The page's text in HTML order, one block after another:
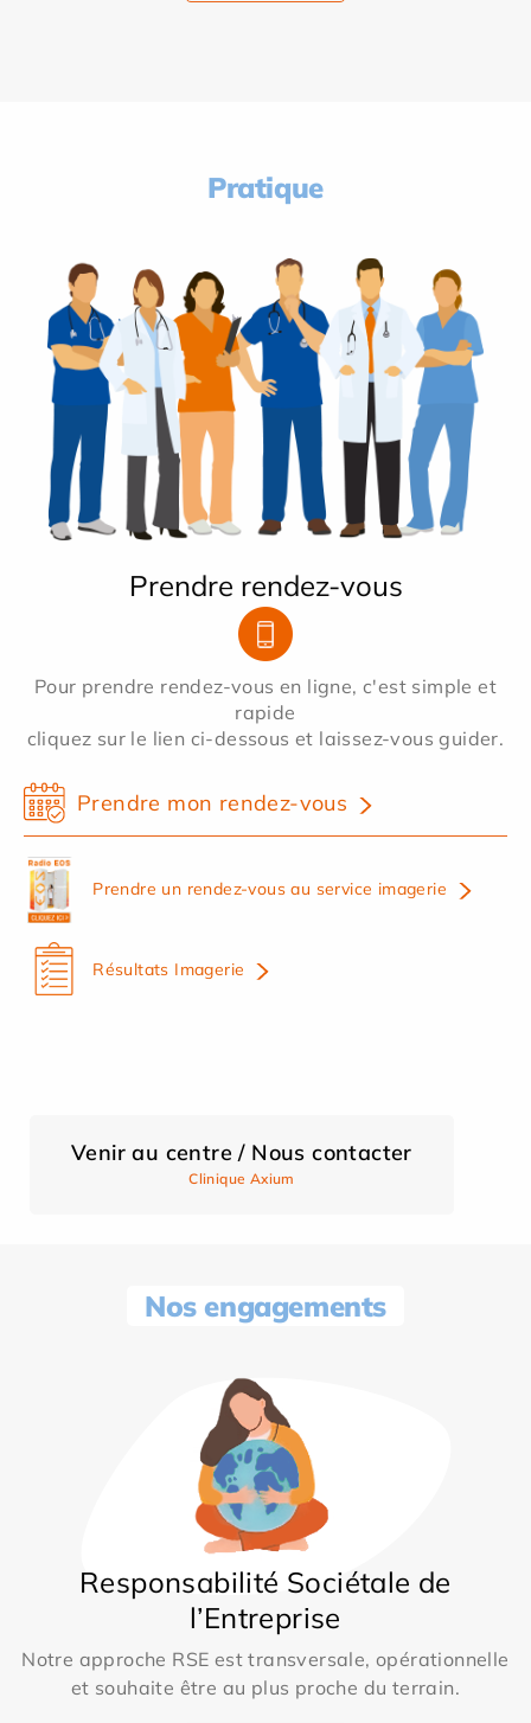
Pratique
Prendre rendez-vous
Pour prendre rendez-vous en ligne, c'est simple et
rapide
cliquez sur le lien ci-dessous et laissez-vous guider.
Prendre mon rendez-vous
Prendre un rendez-vous au service imagerie
Résultats Imagerie
Venir au centre / Nous contacter
Clinique Axium
Nos engagements
Responsabilité Sociétale de
l’Entreprise
Notre approche RSE est transversale, opérationnelle
et souhaite être au plus proche du terrain.